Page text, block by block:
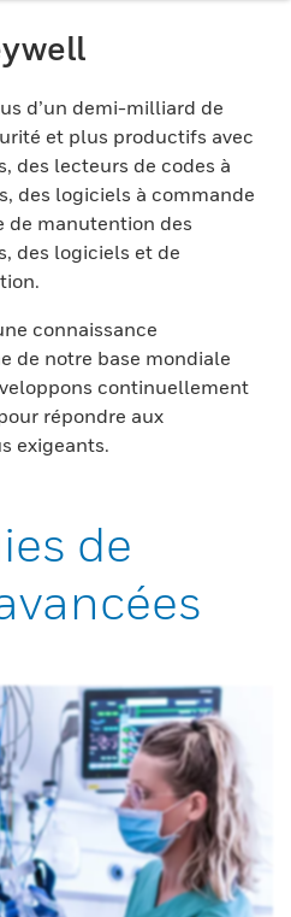
d’un demi-milliard de
et plus productifs avec
des lecteurs de codes à
des logiciels à commande
de manutention des
des logiciels et de
connaissance
de notre base mondiale
continuellement
répondre aux
exigeants.
de